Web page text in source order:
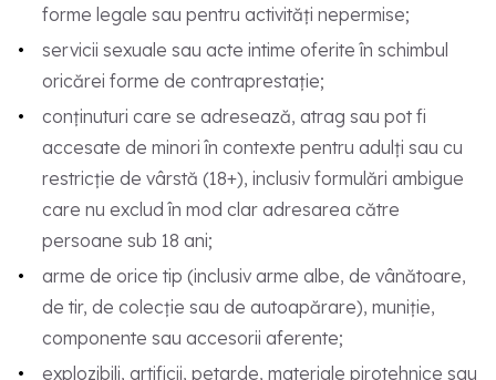
forme legale sau pentru activități nepermise;
servicii sexuale sau acte intime oferite în schimbul
oricărei forme de contraprestație;
conținuturi care se adresează, atrag sau pot fi
accesate de minori în contexte pentru adulți sau cu
restricție de vârstă (18+), inclusiv formulări ambigue
care nu exclud în mod clar adresarea către
persoane sub 18 ani;
arme de orice tip (inclusiv arme albe, de vânătoare,
de tir, de colecție sau de autoapărare), muniție,
componente sau accesorii aferente;
explozibili, artificii, petarde, materiale pirotehnice sau